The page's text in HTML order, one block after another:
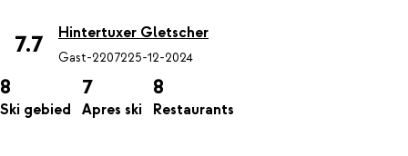
7.7 Hintertuxer Gletscher
Gast-2207225-12-2024
8
Ski gebied
7
Apres ski
8
Restaurants